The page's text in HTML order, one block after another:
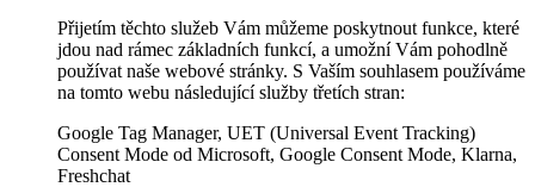
Přijetím těchto služeb Vám můžeme poskytnout funkce, které
jdou nad rámec základních funkcí, a umožní Vám pohodlně
používat naše webové stránky. S Vaším souhlasem používáme
na tomto webu následující služby třetích stran:
Google Tag Manager, UET (Universal Event Tracking)
Consent Mode od Microsoft, Google Consent Mode, Klarna,
Freshchat